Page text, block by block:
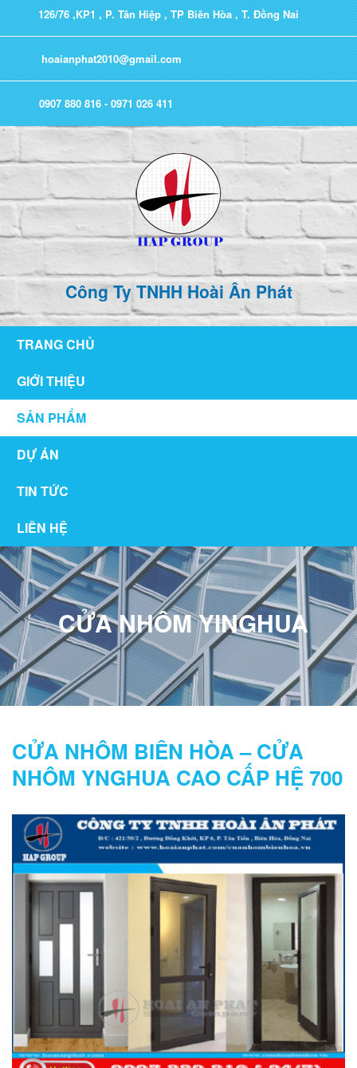
126/76 ,KP1 , P. Tân Hiệp , TP Biên Hòa , T. Đồng Nai
hoaianphat2010@gmail.com
0907 880 816 - 0971 026 411
Công Ty TNHH Hoài Ân Phát
TRANG CHỦ
GIỚI THIỆU
SẢN PHẨM
DỰ ÁN
TIN TỨC
LIÊN HỆ
CỬA NHÔM YINGHUA
CỬA NHÔM BIÊN HÒA – CỬA
NHÔM YNGHUA CAO CẤP HỆ 700